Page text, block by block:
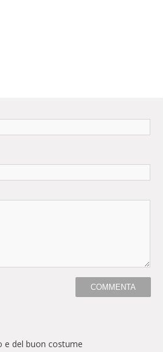
e del buon costume